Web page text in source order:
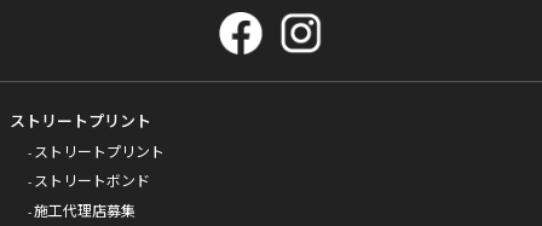
ストリートプリント
ストリートプリント
ストリートボンド
施工代理店募集